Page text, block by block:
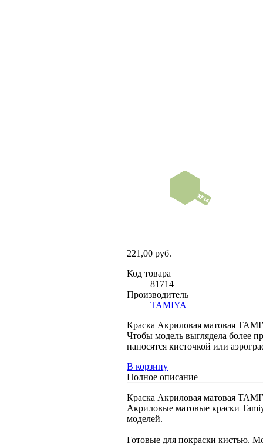
221,00 руб.
Код товара
81714
Производитель
TAMIYA
Краска Акриловая матовая
Чтобы модель выглядела более
наносятся кисточкой или
В корзину
Полное описание
Краска Акриловая матовая
Акриловые матовые краски
моделей.
Готовые для покраски кистью.